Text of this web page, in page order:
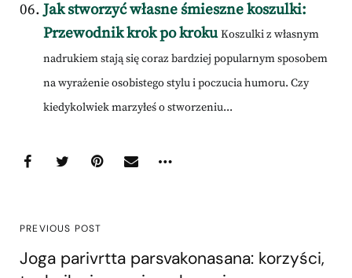
Jak stworzyć własne śmieszne koszulki:
Przewodnik krok po kroku Koszulki z własnym
nadrukiem stają się coraz bardziej popularnym sposobem
na wyrażenie osobistego stylu i poczucia humoru. Czy
kiedykolwiek marzyłeś o stworzeniu...
PREVIOUS POST
Joga parivrtta parsvakonasana: korzyści,